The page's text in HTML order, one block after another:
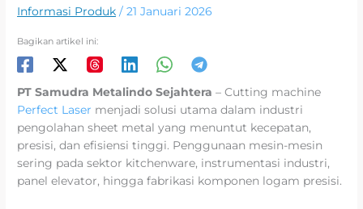
Informasi Produk /21 Januari 2026
Bagikan artikel ini:
PT Samudra Metalindo Sejahtera – Cutting machine
Perfect Laser menjadi solusi utama dalam industri
pengolahan sheet metal yang menuntut kecepatan,
presisi, dan efisiensi tinggi. Penggunaan mesin-mesin
sering pada sektor kitchenware, instrumentasi industri,
panel elevator, hingga fabrikasi komponen logam presisi.